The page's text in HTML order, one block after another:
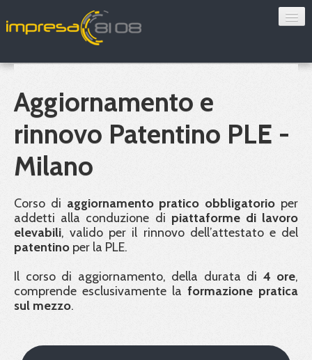
Sorveglianza sanitaria
Convenzioni
Blog
Contatti
Aggiornamento e
rinnovo Patentino PLE -
Milano
Corso di aggiornamento pratico obbligatorio per
addetti alla conduzione di piattaforme di lavoro
elevabili, valido per il rinnovo dell’attestato e del
patentino per la PLE.
Il corso di aggiornamento, della durata di 4 ore,
comprende esclusivamente la formazione pratica
sul mezzo.